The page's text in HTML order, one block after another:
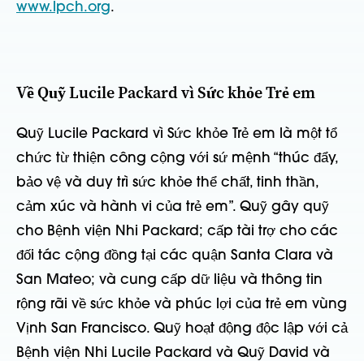
www.lpch.org.
Về Quỹ Lucile Packard vì Sức khỏe Trẻ em
Quỹ Lucile Packard vì Sức khỏe Trẻ em là một tổ
chức từ thiện công cộng với sứ mệnh “thúc đẩy,
bảo vệ và duy trì sức khỏe thể chất, tinh thần,
cảm xúc và hành vi của trẻ em”. Quỹ gây quỹ
cho Bệnh viện Nhi Packard; cấp tài trợ cho các
đối tác cộng đồng tại các quận Santa Clara và
San Mateo; và cung cấp dữ liệu và thông tin
rộng rãi về sức khỏe và phúc lợi của trẻ em vùng
Vịnh San Francisco. Quỹ hoạt động độc lập với cả
Bệnh viện Nhi Lucile Packard và Quỹ David và